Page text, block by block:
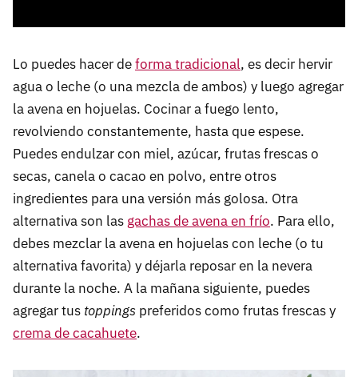
Lo puedes hacer deforma tradicional, es decir hervir
agua o leche (o una mezcla de ambos) y luego agregar
la avena en hojuelas. Cocinar a fuego lento,
revolviendo constantemente, hasta que espese.
Puedes endulzar con miel, azúcar, frutas frescas o
secas, canela o cacao en polvo, entre otros
ingredientes para una versión más golosa. Otra
alternativa son las gachas de avena en frío. Para ello,
debes mezclar la avena en hojuelas con leche (o tu
alternativa favorita) y déjarla reposar en la nevera
durante la noche. A la mañana siguiente, puedes
agregar tus toppings preferidos como frutas frescas y
crema de cacahuete.